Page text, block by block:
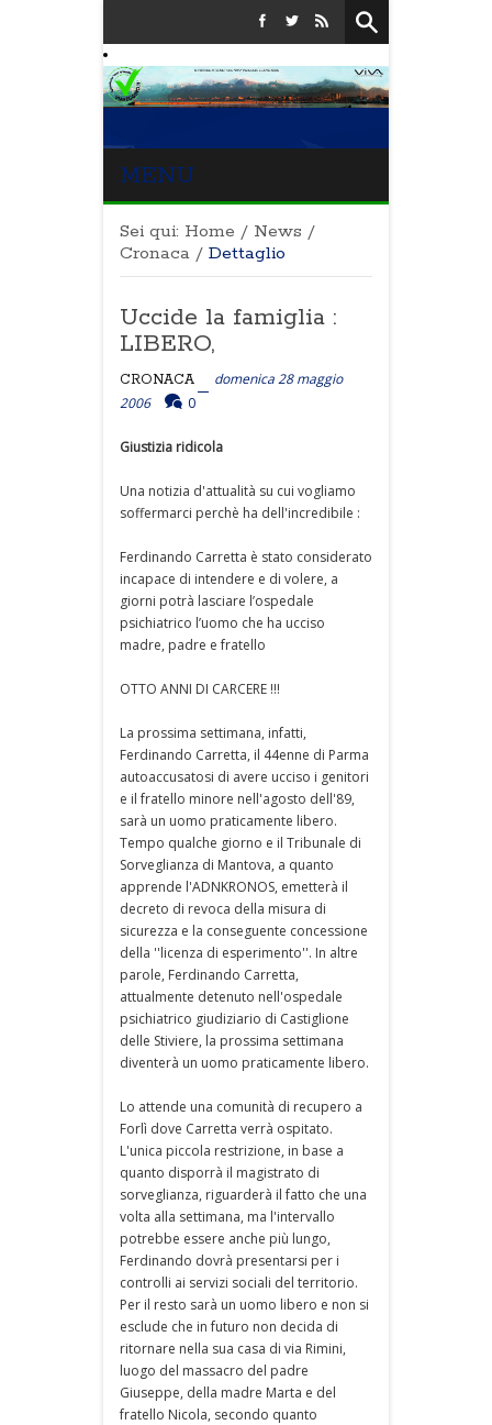
MENU
Sei qui: Home / News /
Cronaca / Dettaglio
Uccide la famiglia :
LIBERO,
CRONACA
domenica 28 maggio
2006
0
Giustizia ridicola
Una notizia d'attualità su cui vogliamo
soffermarci perchè ha dell'incredibile :
Ferdinando Carretta è stato considerato
incapace di intendere e di volere, a
giorni potrà lasciare l’ospedale
psichiatrico l’uomo che ha ucciso
madre, padre e fratello
OTTO ANNI DI CARCERE !!!
La prossima settimana, infatti,
Ferdinando Carretta, il 44enne di Parma
autoaccusatosi di avere ucciso i genitori
e il fratello minore nell'agosto dell'89,
sarà un uomo praticamente libero.
Tempo qualche giorno e il Tribunale di
Sorveglianza di Mantova, a quanto
apprende l'ADNKRONOS, emetterà il
decreto di revoca della misura di
sicurezza e la conseguente concessione
della ''licenza di esperimento''. In altre
parole, Ferdinando Carretta,
attualmente detenuto nell'ospedale
psichiatrico giudiziario di Castiglione
delle Stiviere, la prossima settimana
diventerà un uomo praticamente libero.
Lo attende una comunità di recupero a
Forlì dove Carretta verrà ospitato.
L'unica piccola restrizione, in base a
quanto disporrà il magistrato di
sorveglianza, riguarderà il fatto che una
volta alla settimana, ma l'intervallo
potrebbe essere anche più lungo,
Ferdinando dovrà presentarsi per i
controlli ai servizi sociali del territorio.
Per il resto sarà un uomo libero e non si
esclude che in futuro non decida di
ritornare nella sua casa di via Rimini,
luogo del massacro del padre
Giuseppe, della madre Marta e del
fratello Nicola, secondo quanto